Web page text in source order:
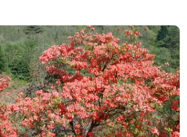
ションサイト ワクワ...